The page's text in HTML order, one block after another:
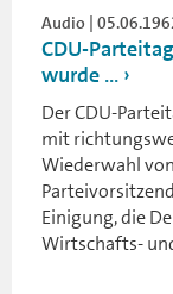
Audio |
CDU-
wurde ...
Der CDU-
mit
Wiederwahl
Einigung, die
Wirtschafts-